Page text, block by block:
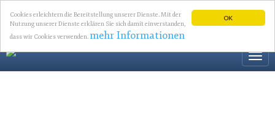
OK
Cookies erleichtern die Bereitstellung unserer Dienste. Mit der
Nutzung unserer Dienste erklären Sie sich damit einverstanden,
dass wir Cookies verwenden.mehr Informationen